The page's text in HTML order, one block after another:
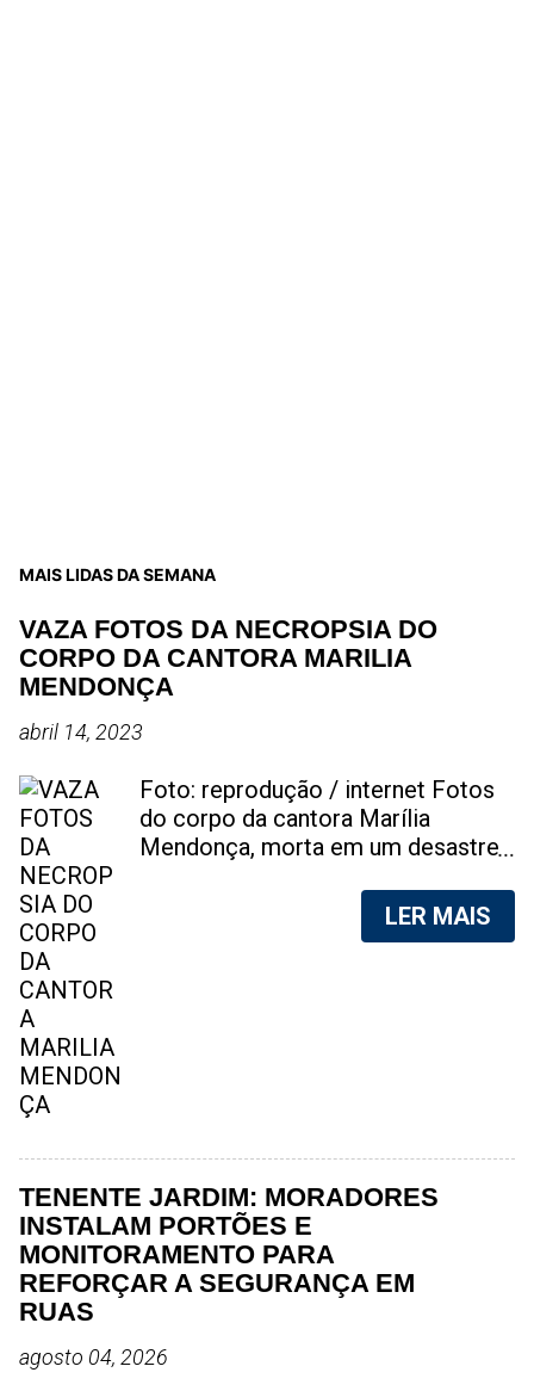
MAIS LIDAS DA SEMANA
VAZA FOTOS DA NECROPSIA DO
CORPO DA CANTORA MARILIA
MENDONÇA
abril 14, 2023
Foto: reprodução / internet Fotos
do corpo da cantora Marília
Mendonça, morta em um desastre
foram vazadas na internet. A
divulgação de fotos do corpo de
vendendo as fotos. Cada foto, no
valor de R$20 (Vinte reais). A
assessoria da família de Marília
Mendonça, se pronunciou sobre o
caso. "Estamos todos chocados,
só em imaginar a possibilidade de
pessoas capazes de divulgar este
LER MAIS
TENENTE JARDIM: MORADORES
INSTALAM PORTÕES E
MONITORAMENTO PARA
REFORÇAR A SEGURANÇA EM
RUAS
agosto 04, 2026